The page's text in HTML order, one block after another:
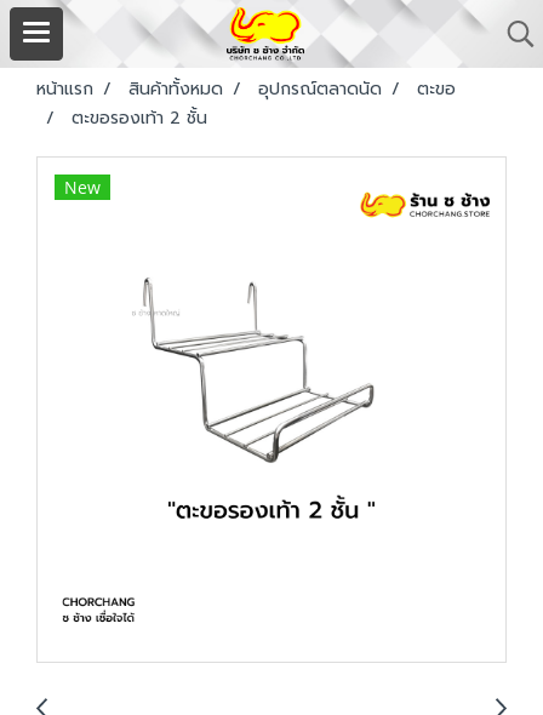
หน้าแรก สินค้าทั้งหมด อุปกรณ์ตลาดนัด
ตะขอ
ตะขอรองเท้า 2 ชั้น
New